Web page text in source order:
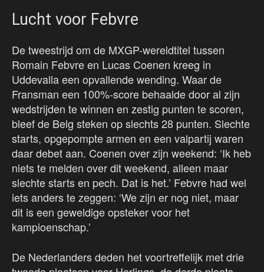
Lucht voor Febvre
De tweestrijd om de MXGP-wereldtitel tussen
Romain Febvre en Lucas Coenen kreeg in
Uddevalla een opvallende wending. Waar de
Fransman een 100%-score behaalde door al zijn
wedstrijden te winnen en zestig punten te scoren,
bleef de Belg steken op slechts 28 punten. Slechte
starts, opgepompte armen en een valpartij waren
daar debet aan. Coenen over zijn weekend: ‘Ik heb
niets te melden over dit weekend, alleen maar
slechte starts en pech. Dat is het.’ Febvre had wel
iets anders te zeggen: ‘We zijn er nog niet, maar
dit is een geweldige opsteker voor het
kampioenschap.’
De Nederlanders deden het voortreffelijk met drie